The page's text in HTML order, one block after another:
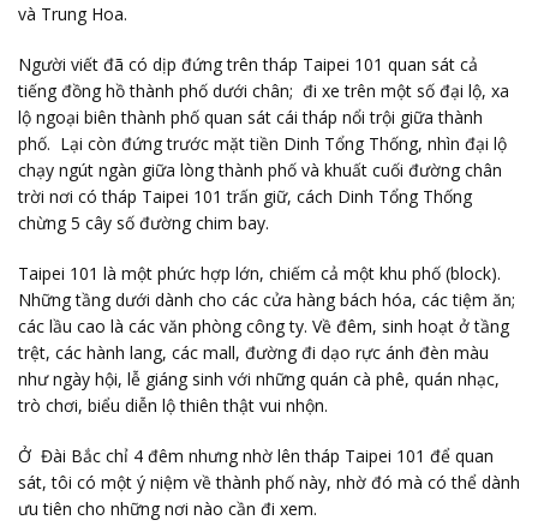
và Trung Hoa.
Người viết đã có dịp đứng trên tháp Taipei 101 quan sát cả
tiếng đồng hồ thành phố dưới chân; đi xe trên một số đại lộ, xa
lộ ngoại biên thành phố quan sát cái tháp nổi trội giữa thành
phố. Lại còn đứng trước mặt tiền Dinh Tổng Thống, nhìn đại lộ
chạy ngút ngàn giữa lòng thành phố và khuất cuối đường chân
trời nơi có tháp Taipei 101 trấn giữ, cách Dinh Tổng Thống
chừng 5 cây số đường chim bay.
Taipei 101 là một phức hợp lớn, chiếm cả một khu phố (block).
Những tầng dưới dành cho các cửa hàng bách hóa, các tiệm ăn;
các lầu cao là các văn phòng công ty. Về đêm, sinh hoạt ở tầng
trệt, các hành lang, các mall, đường đi dạo rực ánh đèn màu
như ngày hội, lễ giáng sinh với những quán cà phê, quán nhạc,
trò chơi, biểu diễn lộ thiên thật vui nhộn.
Ở Đài Bắc chỉ 4 đêm nhưng nhờ lên tháp Taipei 101 để quan
sát, tôi có một ý niệm về thành phố này, nhờ đó mà có thể dành
ưu tiên cho những nơi nào cần đi xem.